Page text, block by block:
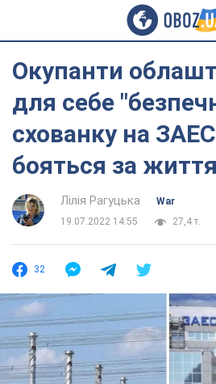
Окупанти
для себе
схованку на
бояться за життя
Лілія Рагуцька
War
19.07.2022 14:55
27,4 т.
32